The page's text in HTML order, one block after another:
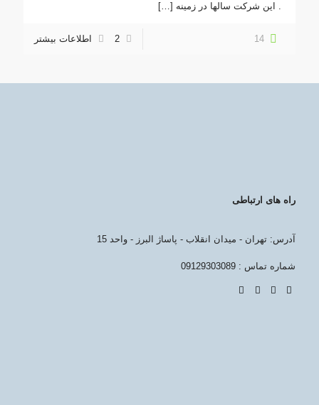
. این شرکت سالها در زمینه […]
14
2 اطلاعات بیشتر
راه های ارتباطی
آدرس: تهران - میدان انقلاب - پاساژ البرز - واحد 15
شماره تماس : 09129303089